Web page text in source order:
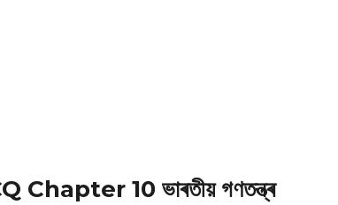
10 ভাৰতীয় গণতন্ত্ৰ